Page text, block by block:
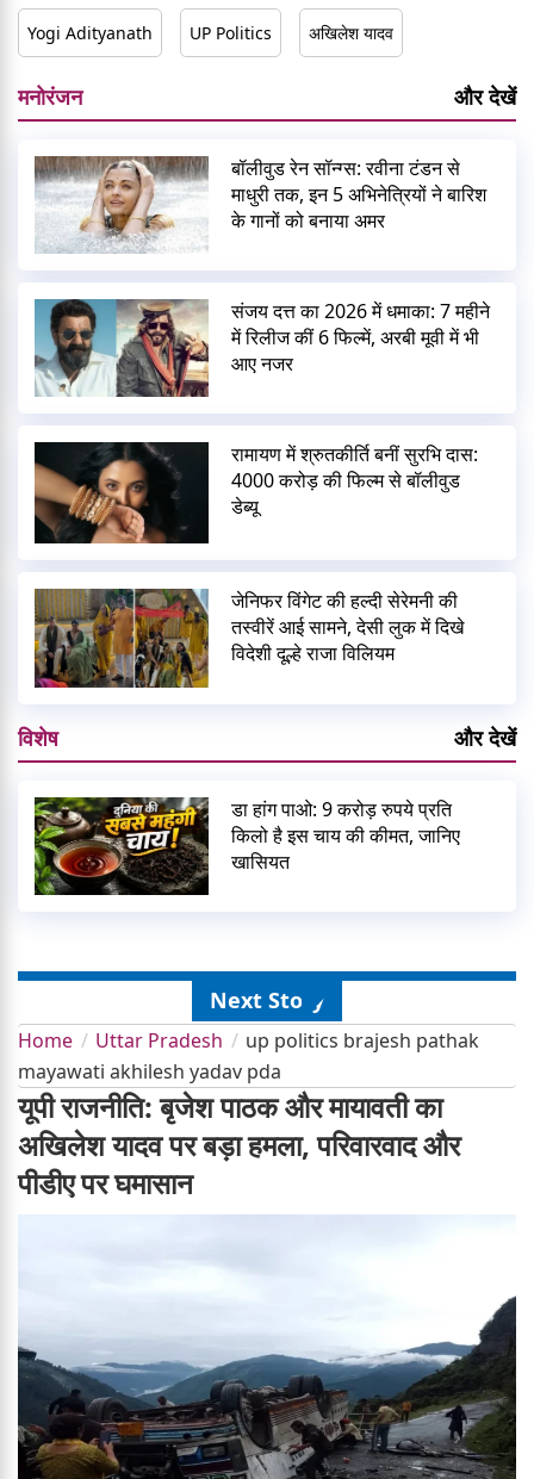
Yogi Adityanath UP Politics अखिलेश यादव
मनोरंजन और देखें
बॉलीवुड रेन सॉन्ग्स: रवीना टंडन से
माधुरी तक, इन 5 अभिनेत्रियों ने बारिश
के गानों को बनाया अमर
संजय दत्त का 2026 में धमाका: 7 महीने
में रिलीज कीं 6 फिल्में, अरबी मूवी में भी
आए नजर
रामायण में श्रुतकीर्ति बनीं सुरभि दास:
4000 करोड़ की फिल्म से बॉलीवुड
डेब्यू
जेनिफर विंगेट की हल्दी सेरेमनी की
तस्वीरें आई सामने, देसी लुक में दिखे
विदेशी दूल्हे राजा विलियम
विशेष और देखें
डा हांग पाओ: 9 करोड़ रुपये प्रति
किलो है इस चाय की कीमत, जानिए
खासियत
Next Story
Home Uttar Pradesh
up politics brajesh pathak
mayawati akhilesh yadav pda
यूपी राजनीति: बृजेश पाठक और मायावती का
अखिलेश यादव पर बड़ा हमला, परिवारवाद और
पीडीए पर घमासान